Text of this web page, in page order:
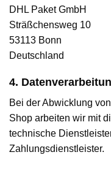
DHL Paket GmbH
Sträßchensweg 10
53113 Bonn
Deutschland
4.
Bei der Abwicklung
Shop arbeiten wir mit
technische
Zahlungsdienstleister.